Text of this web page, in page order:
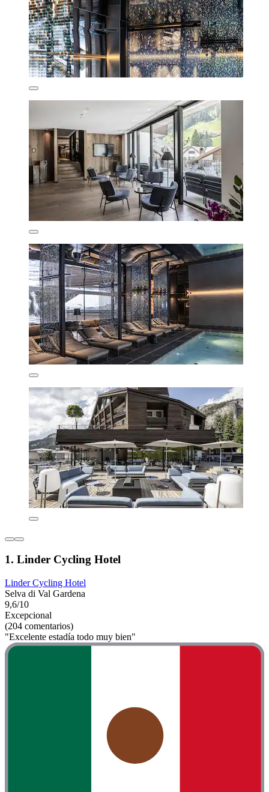
1. Linder Cycling Hotel
Linder Cycling Hotel
Selva di Val Gardena
9,6/10
Excepcional
(204 comentarios)
"Excelente estadía todo muy bien"